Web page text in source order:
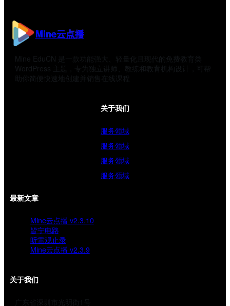
Mine云点播
Mine EduCN 是一款功能强大、轻量化且现代的免费教育类
WordPress 主题，专为独立讲师、教练和教育机构设计，可帮
助你简便快速地创建并销售在线课程
关于我们
服务领域
服务领域
服务领域
服务领域
最新文章
Mine云点播 v2.3.10
皆宁电路
听雷观止录
Mine云点播 v2.3.9
关于我们
广东省深圳市光明街1号